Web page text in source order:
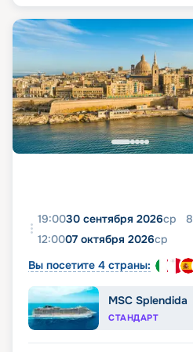
19:0030 сентября 2026ср 8
12:0007 октября 2026ср
Вы посетите 4 страны:
MSC Splendida
СТАНДАРТ